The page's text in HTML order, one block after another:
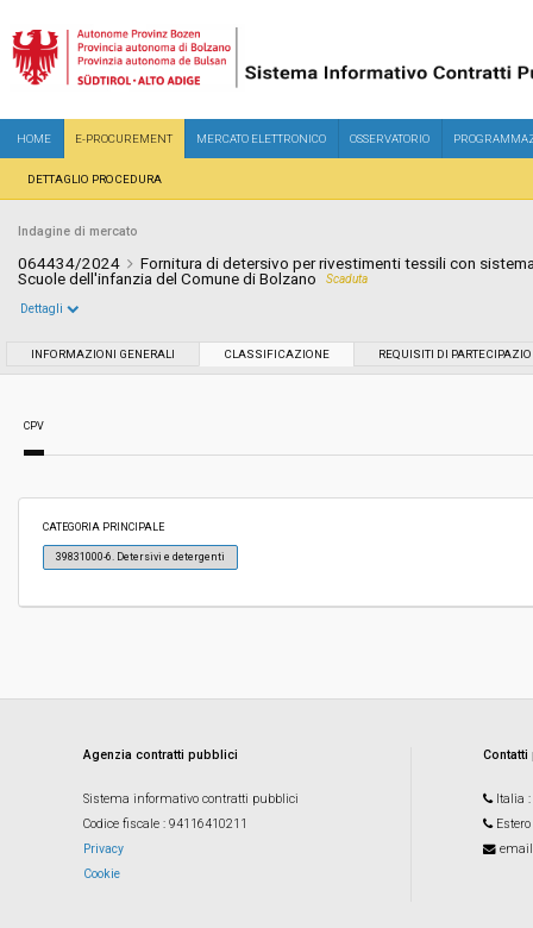
HOME E-PROCUREMENT MERCATO ELETTRONICO OSSERVATORIO
DETTAGLIO PROCEDURA
Indagine di mercato
064434/2024
Fornitura di detersivo per rivestimenti tessili con
Scuole dell'infanzia del Comune di Bolzano
Scaduta
Svolgimento: In corso
ribasso:
Dettagli
INFORMAZIONI GENERALI CLASSIFICAZIONE REQUISITI DI
CPV
CATEGORIA PRINCIPALE
39831000-6. Detersivi e detergenti
Agenzia contratti pubblici
Sistema informativo contratti pubblici
Codice fiscale : 94116410211
Privacy
Cookie
Italia
Estero
email